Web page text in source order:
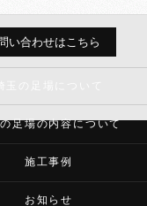
い合わせはこちら
足場の内容について
施工事例
お知らせ